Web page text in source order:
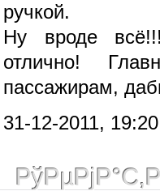
ручкой.
Ну вроде
отлично!
пассажирам,
31-12-2011,